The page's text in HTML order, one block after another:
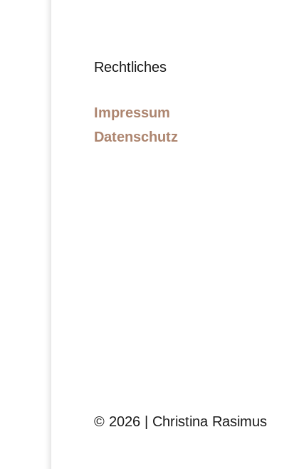
Rechtliches
Impressum
Datenschutz
© 2026 | Christina Rasimus